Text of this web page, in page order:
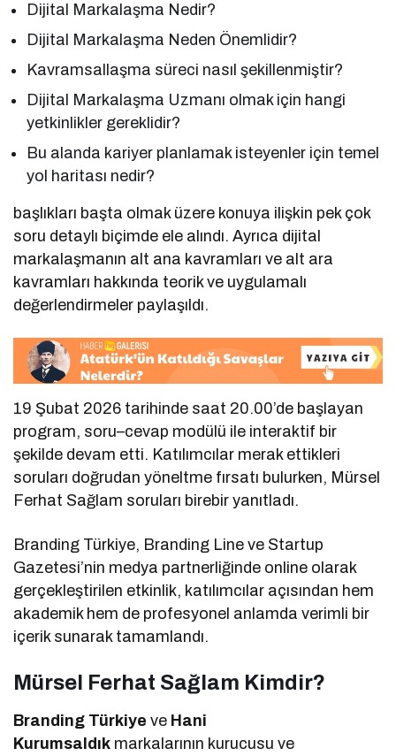
Dijital Markalaşma Nedir?
Dijital Markalaşma Neden Önemlidir?
Kavramsallaşma süreci nasıl şekillenmiştir?
Dijital Markalaşma Uzmanı olmak için hangi
yetkinlikler gereklidir?
Bu alanda kariyer planlamak isteyenler için temel
yol haritası nedir?
başlıkları başta olmak üzere konuya ilişkin pek çok
soru detaylı biçimde ele alındı. Ayrıca dijital
markalaşmanın alt ana kavramları ve alt ara
kavramları hakkında teorik ve uygulamalı
değerlendirmeler paylaşıldı.
19 Şubat 2026 tarihinde saat 20.00’de başlayan
program, soru–cevap modülü ile interaktif bir
şekilde devam etti. Katılımcılar merak ettikleri
soruları doğrudan yöneltme fırsatı bulurken, Mürsel
Ferhat Sağlam soruları birebir yanıtladı.
Branding Türkiye, Branding Line ve Startup
Gazetesi’nin medya partnerliğinde online olarak
gerçekleştirilen etkinlik, katılımcılar açısından hem
akademik hem de profesyonel anlamda verimli bir
içerik sunarak tamamlandı.
Mürsel Ferhat Sağlam Kimdir?
Branding Türkiye ve Hani
Kurumsaldık markalarının kurucusu ve